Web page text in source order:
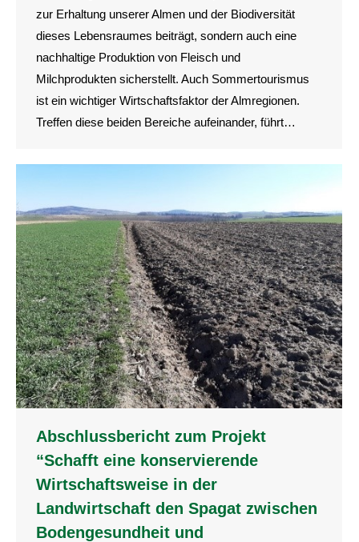
zur Erhaltung unserer Almen und der Biodiversität
dieses Lebensraumes beiträgt, sondern auch eine
nachhaltige Produktion von Fleisch und
Milchprodukten sicherstellt. Auch Sommertourismus
ist ein wichtiger Wirtschaftsfaktor der Almregionen.
Treffen diese beiden Bereiche aufeinander, führt…
Abschlussbericht zum Projekt
“Schafft eine konservierende
Wirtschaftsweise in der
Landwirtschaft den Spagat zwischen
Bodengesundheit und